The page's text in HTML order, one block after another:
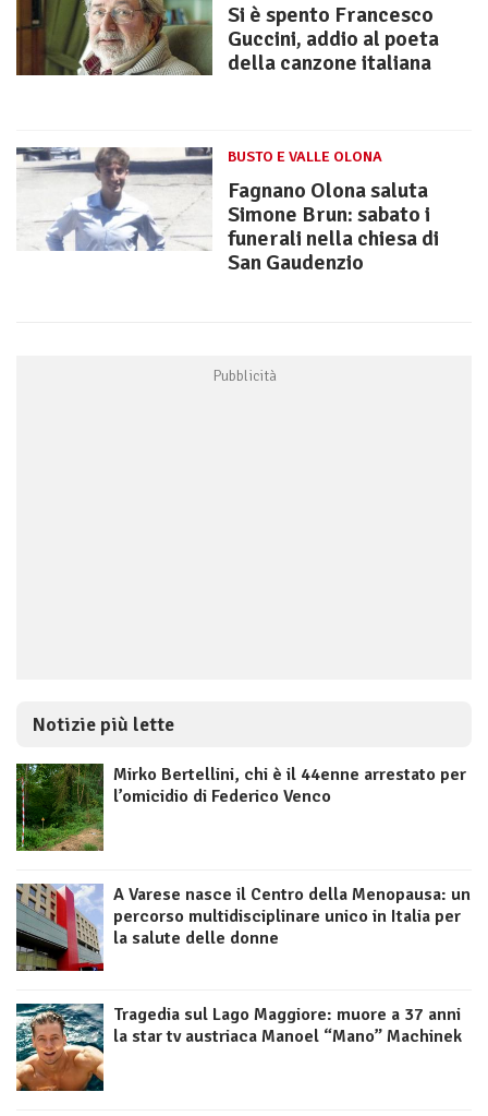
Si è spento Francesco
Guccini, addio al poeta
della canzone italiana
BUSTO E VALLE OLONA
Fagnano Olona saluta
Simone Brun: sabato i
funerali nella chiesa di
San Gaudenzio
Notizie più lette
Mirko Bertellini, chi è il 44enne arrestato per
l’omicidio di Federico Venco
A Varese nasce il Centro della Menopausa: un
percorso multidisciplinare unico in Italia per
la salute delle donne
Tragedia sul Lago Maggiore: muore a 37 anni
la star tv austriaca Manoel “Mano” Machinek